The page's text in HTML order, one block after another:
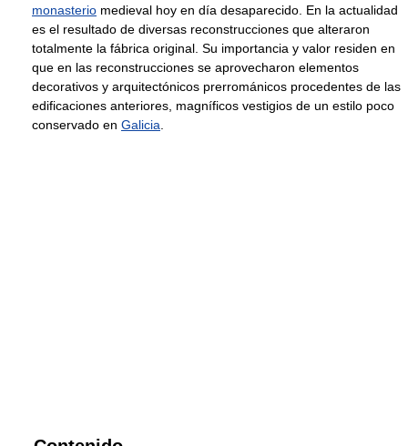
monasterio medieval hoy en día desaparecido. En la actualidad
es el resultado de diversas reconstrucciones que alteraron
totalmente la fábrica original. Su importancia y valor residen en
que en las reconstrucciones se aprovecharon elementos
decorativos y arquitectónicos prerrománicos procedentes de las
edificaciones anteriores, magníficos vestigios de un estilo poco
conservado en Galicia.